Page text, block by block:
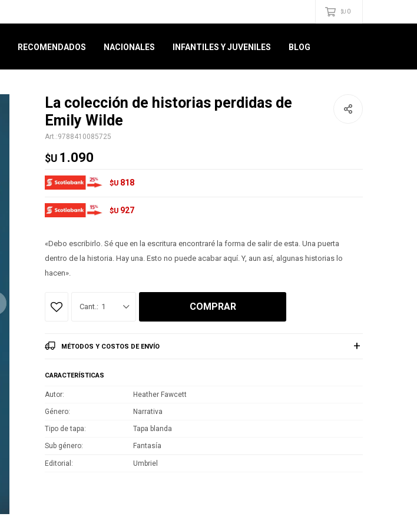
RECOMENDADOS NACIONALES INFANTILES Y JUVENILES BLOG
$U 0
La colección de historias perdidas de
Emily Wilde
9788410085725
$U 1.090
$U 818
$U 927
«Debo escribirlo. Sé que en la escritura encontraré la forma de salir de esta. Una puerta
dentro de la historia. Hay una. Esto no puede acabar aquí. Y, aun así, algunas historias lo
hacen».
1 COMPRAR
MÉTODOS Y COSTOS DE ENVÍO
CARACTERÍSTICAS
Autor Heather Fawcett
Género Narrativa
Tipo de tapa Tapa blanda
Sub género Fantasía
Editorial Umbriel